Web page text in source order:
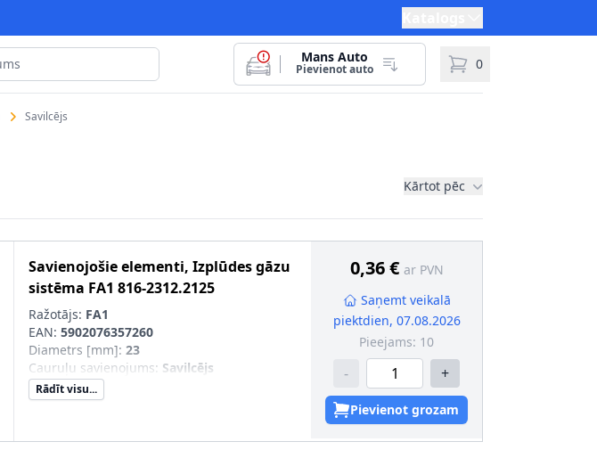
Mans Auto
Pievienot auto 0
Savilcējs
Kārtot pēc
Savienojošie elementi, Izplūdes gāzu
sistēma FA1 816-2312.2125
Ražotājs: FA1
EAN: 5902076357260
Diametrs [mm]: 23
Cauruļu savienojums: Savilcējs
Rādīt visu...
0,36 € ar PVN
Saņemt veikalā
piektdien, 07.08.2026
Pieejams: 10
- +
Pievienot grozam